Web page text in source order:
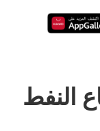
النفط